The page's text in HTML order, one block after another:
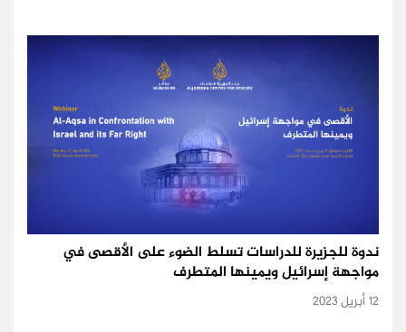
ندوة للجزيرة للدراسات تسلط الضوء على الأقصى في
مواجهة إسرائيل ويمينها المتطرف
12 أبريل 2023